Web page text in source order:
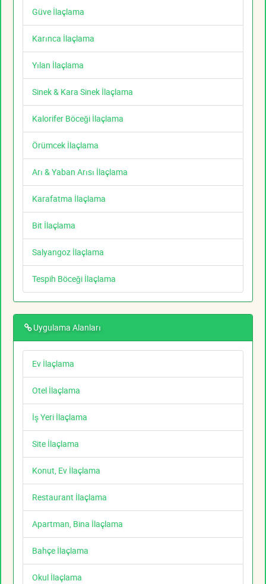
Güve İlaçlama
Karınca İlaçlama
Yılan İlaçlama
Sinek & Kara Sinek İlaçlama
Kalorifer Böceği İlaçlama
Örümcek İlaçlama
Arı & Yaban Arısı İlaçlama
Karafatma İlaçlama
Bit İlaçlama
Salyangoz İlaçlama
Tespih Böceği İlaçlama
Uygulama Alanları
Ev İlaçlama
Otel İlaçlama
İş Yeri İlaçlama
Site İlaçlama
Konut, Ev İlaçlama
Restaurant İlaçlama
Apartman, Bina İlaçlama
Bahçe İlaçlama
Okul İlaçlama